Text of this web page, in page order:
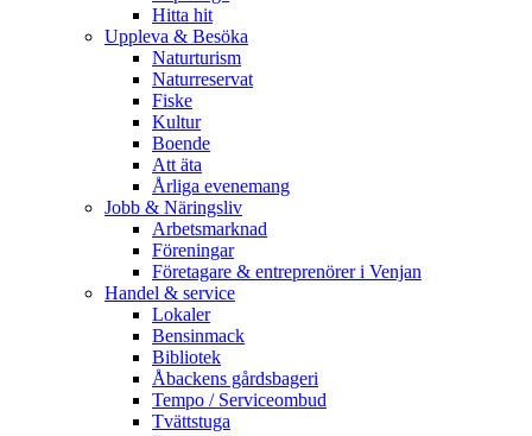
Hitta hit
Uppleva & Besöka
Naturturism
Naturreservat
Fiske
Kultur
Boende
Att äta
Årliga evenemang
Jobb & Näringsliv
Arbetsmarknad
Föreningar
Företagare & entreprenörer i Venjan
Handel & service
Lokaler
Bensinmack
Bibliotek
Åbackens gårdsbageri
Tempo / Serviceombud
Tvättstuga